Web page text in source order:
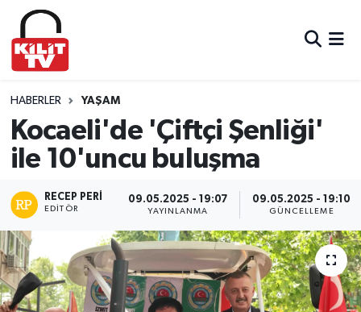
HABERLER YAŞAM
Kocaeli'de 'Çiftçi Şenliği'
ile 10'uncu buluşma
RECEP PERI
EDITÖR
09.05.2025 - 19:07
YAYINLANMA
09.05.2025 - 19:10
GÜNCELLEME
Hava Durumu
Trafik Durumu
Süper Lig Puan Durumu ve Fikstür
Haber Arşivi